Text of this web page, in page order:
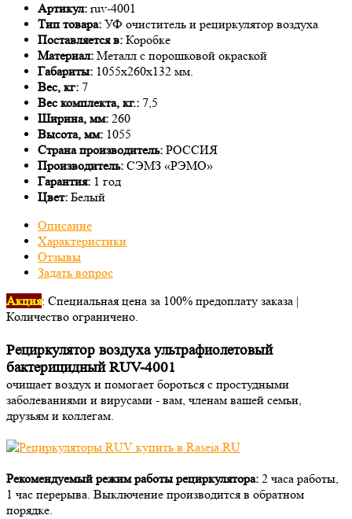
Артикул: ruv-4001
Тип товара: УФ очиститель и рециркулятор воздуха
Поставляется в: Коробке
Материал: Металл с порошковой окраской
Габариты: 1055х260х132 мм.
Вес, кг: 7
Вес комплекта, кг.: 7,5
Ширина, мм: 260
Высота, мм: 1055
Страна производитель: РОССИЯ
Производитель: СЭМЗ «РЭМО»
Гарантия: 1 год
Цвет: Белый
Описание
Характеристики
Отзывы
Задать вопрос
Акция: Специальная цена за 100% предоплату заказа |
Количество ограничено.
Рециркулятор воздуха ультрафиолетовый
бактерицидный RUV-4001
очищает воздух и помогает бороться с простудными
заболеваниями и вирусами - вам, членам вашей семьи,
друзьям и коллегам.
Рекомендуемый режим работы рециркулятора: 2 часа работы,
1 час перерыва. Выключение производится в обратном
порядке.